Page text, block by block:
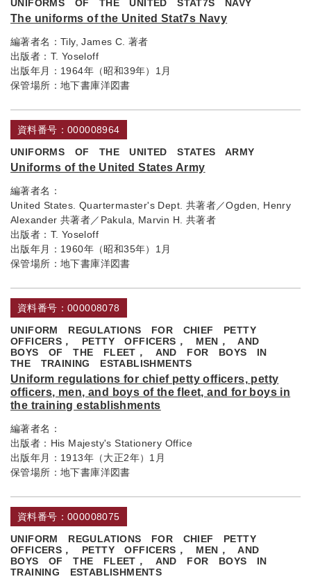
UNIFORMS OF THE UNITED STAT7S NAVY
The uniforms of the United Stat7s Navy
編著者名： Tily, James C. 著者
出版者： T. Yoseloff
出版年月： 1964年（昭和39年）1月
保管場所： 地下書庫洋図書
資料番号：000008964
UNIFORMS OF THE UNITED STATES ARMY
Uniforms of the United States Army
編著者名：
United States. Quartermaster's Dept. 共著者／Ogden, Henry
Alexander 共著者／Pakula, Marvin H. 共著者
出版者： T. Yoseloff
出版年月： 1960年（昭和35年）1月
保管場所： 地下書庫洋図書
資料番号：000008078
UNIFORM REGULATIONS FOR CHIEF PETTY
OFFICERS， PETTY OFFICERS， MEN， AND
BOYS OF THE FLEET， AND FOR BOYS IN
THE TRAINING ESTABLISHMENTS
Uniform regulations for chief petty officers, petty
officers, men, and boys of the fleet, and for boys in
the training establishments
編著者名：
出版者： His Majesty's Stationery Office
出版年月： 1913年（大正2年）1月
保管場所： 地下書庫洋図書
資料番号：000008075
UNIFORM REGULATIONS FOR CHIEF PETTY
OFFICERS， PETTY OFFICERS， MEN， AND
BOYS OF THE FLEET， AND FOR BOYS IN
TRAINING ESTABLISHMENTS